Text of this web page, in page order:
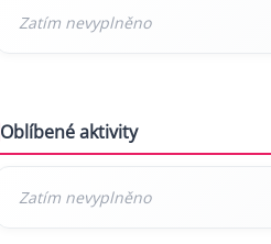
Oblíbené aktivity